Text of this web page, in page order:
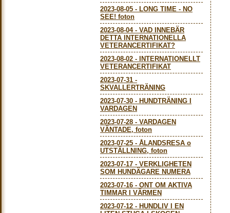
2023-08-05 - LONG TIME - NO
SEE! foton
2023-08-04- VAD INNEBÄR
DETTA INTERNATIONELLA
VETERANCERTIFIKAT?
2023-08-02 -
INTERNATIONELLT
VETERANCERTIFIKAT
2023-07-31 -
SKVALLERTRÄNING
2023-07-30 - HUNDTRÄNING I
VARDAGEN
2023-07-28 - VARDAGEN
VÄNTADE, foton
2023-07-25 - ÅLANDSRESA o
UTSTÄLLNING, foton
2023-07-17 - VERKLIGHETEN
SOM HUNDÄGARE NUMERA
2023-07-16 - ONT OM AKTIVA
TIMMAR I VÄRMEN
2023-07-12 - HUNDLIV I EN